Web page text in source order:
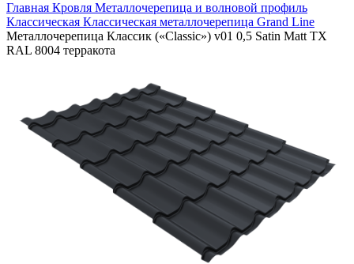
Главная Кровля Металлочерепица и волновой профиль
Классическая Классическая металлочерепица Grand Line
Металлочерепица Классик («Classic») v01 0,5 Satin Matt TX
RAL 8004 терракота